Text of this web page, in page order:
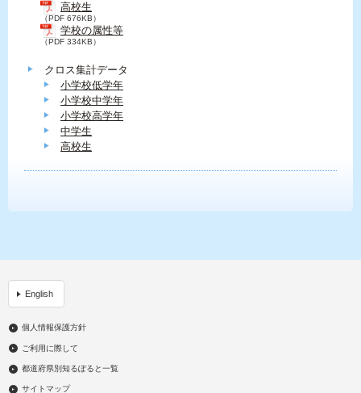
高校生
（PDF 676KB）
学校の属性等
（PDF 334KB）
クロス集計データ
小学校低学年
小学校中学年
小学校高学年
中学生
高校生
English
個人情報保護方針
ご利用に際して
都道府県別知るぽると一覧
サイトマップ